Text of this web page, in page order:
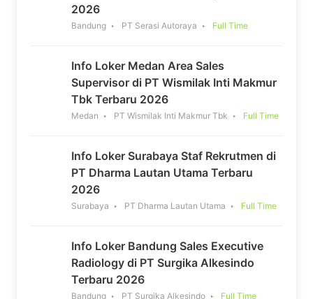
2026
Bandung PT Serasi Autoraya Full Time
Info Loker Medan Area Sales
Supervisor di PT Wismilak Inti Makmur
Tbk Terbaru 2026
Medan PT Wismilak Inti Makmur Tbk Full Time
Info Loker Surabaya Staf Rekrutmen di
PT Dharma Lautan Utama Terbaru
2026
Surabaya PT Dharma Lautan Utama Full Time
Info Loker Bandung Sales Executive
Radiology di PT Surgika Alkesindo
Terbaru 2026
Bandung PT Surgika Alkesindo Full Time